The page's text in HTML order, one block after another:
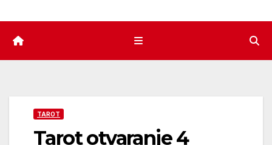
TAROT
Tarot otvaranje 4